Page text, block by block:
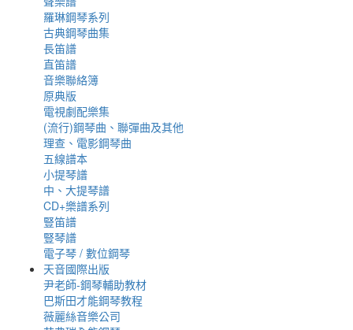
羅琳鋼琴系列
古典鋼琴曲集
長笛譜
直笛譜
音樂聯絡簿
原典版
電視劇配樂集
(流行)鋼琴曲、聯彈曲及其他
理查、電影鋼琴曲
五線譜本
小提琴譜
中、大提琴譜
CD+樂譜系列
豎笛譜
豎琴譜
電子琴 / 數位鋼琴
天音國際出版
尹老師-鋼琴輔助教材
巴斯田才能鋼琴教程
薇麗絲音樂公司